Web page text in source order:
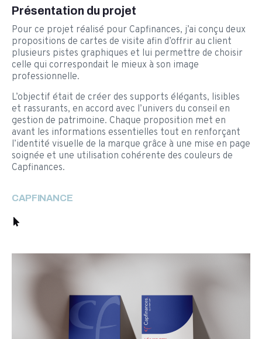
Présentation du projet
Pour ce projet réalisé pour Capfinances, j’ai conçu deux
propositions de cartes de visite afin d’offrir au client
plusieurs pistes graphiques et lui permettre de choisir
celle qui correspondait le mieux à son image
professionnelle.
L’objectif était de créer des supports élégants, lisibles
et rassurants, en accord avec l’univers du conseil en
gestion de patrimoine. Chaque proposition met en
avant les informations essentielles tout en renforçant
l’identité visuelle de la marque grâce à une mise en page
soignée et une utilisation cohérente des couleurs de
Capfinances.
CAPFINANCE